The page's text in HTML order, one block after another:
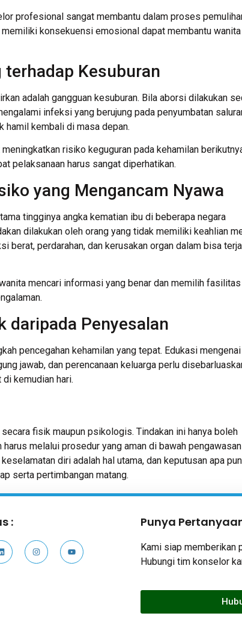
profesional sangat membantu dalam proses
konsekuensi emosional dapat membantu
Kesuburan
adalah gangguan kesuburan. Bila aborsi dilakukan
infeksi yang berujung pada penyumbatan
hamil kembali di masa depan.
risiko keguguran pada kehamilan
pelaksanaan harus sangat diperhatikan.
yang Mengancam Nyawa
tingginya angka kematian ibu di beberapa negara
dilakukan oleh orang yang tidak memiliki keahlian
berat, perdarahan, dan kerusakan organ dalam bisa
mencari informasi yang benar dan memilih fasilitas
daripada Penyesalan
pencegahan kehamilan yang tepat. Edukasi mengenai
jawab, dan perencanaan keluarga perlu
kemudian hari.
fisik maupun psikologis. Tindakan ini hanya boleh
melalui prosedur yang aman di bawah pengawasan
diri adalah hal utama, dan keputusan apa pun
serta pertimbangan matang.
: Punya
Kami siap memberikan
Hubungi tim konselor